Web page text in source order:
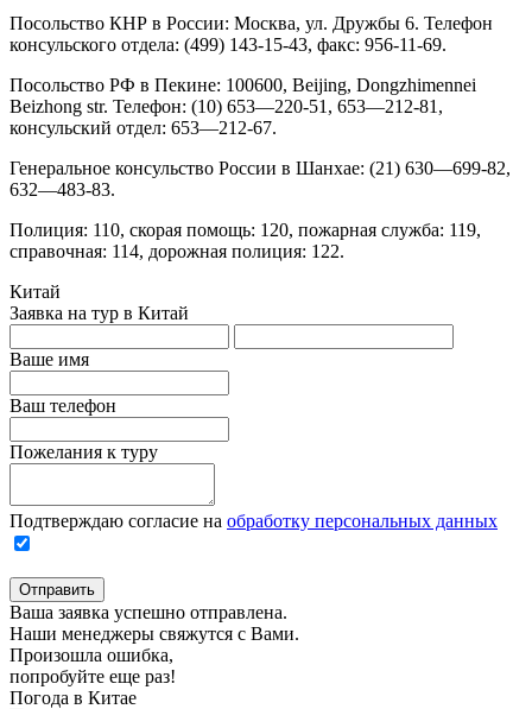
Посольство КНР в России: Москва, ул. Дружбы 6. Телефон
консульского отдела: (499) 143-15-43, факс: 956-11-69.
Посольство РФ в Пекине: 100600, Beijing, Dongzhimennei
Beizhong str. Телефон: (10) 653—220-51, 653—212-81,
консульский отдел: 653—212-67.
Генеральное консульство России в Шанхае: (21) 630—699-82,
632—483-83.
Полиция: 110, скорая помощь: 120, пожарная служба: 119,
справочная: 114, дорожная полиция: 122.
Китай
Заявка на тур в Китай
Ваше имя
Ваш телефон
Пожелания к туру
Подтверждаю согласие на обработку персональных данных
Отправить
Ваша заявка успешно отправлена.
Наши менеджеры свяжутся с Вами.
Произошла ошибка,
попробуйте еще раз!
Погода в Китае